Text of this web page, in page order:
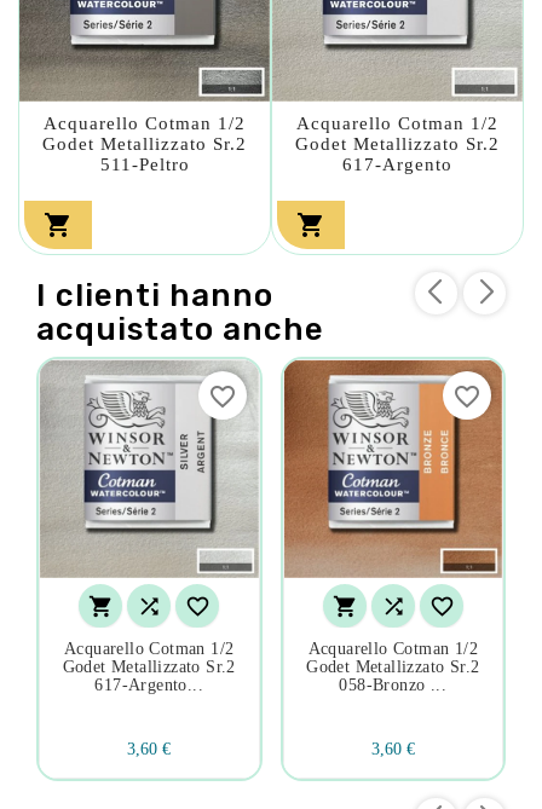
Acquarello Cotman 1/2
Godet Metallizzato Sr.2
511-Peltro

Acquarello Cotman 1/2
Godet Metallizzato Sr.2
617-Argento

I clienti hanno
acquistato anche
  
Acquarello Cotman 1/2
Godet Metallizzato Sr.2
617-Argento...
3,60 €
favorite_border
  
Acquarello Cotman 1/2
Godet Metallizzato Sr.2
058-Bronzo ...
3,60 €
favorite_border